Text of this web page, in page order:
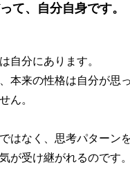
て、自分自身です。
自分にあります。
本来の性格は自分が思
ん。
はなく、思考パターン
が受け継がれるのです。